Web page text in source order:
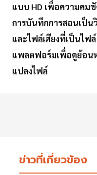
แบบ HD เพื่อความคม
การบันทึกการสอนเป็น
และไฟล์เสียงที่เป็นไฟ
แพลตฟอร์มเพื่อดูย้อน
แปลงไฟล์
ข่าวที่เกี่ยวข้อง